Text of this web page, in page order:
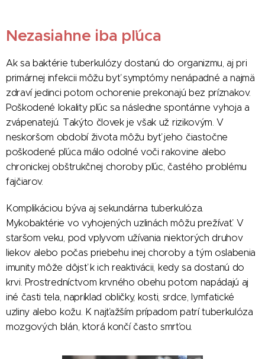
Nezasiahne iba pľúca
Ak sa baktérie tuberkulózy dostanú do organizmu, aj pri
primárnej infekcii môžu byť symptómy nenápadné a najmä
zdraví jedinci potom ochorenie prekonajú bez príznakov.
Poškodené lokality pľúc sa následne spontánne vyhoja a
zvápenatejú. Takýto človek je však už rizikovým. V
neskoršom období života môžu byť jeho čiastočne
poškodené pľúca málo odolné voči rakovine alebo
chronickej obštrukčnej choroby pľúc, častého problému
fajčiarov.
Komplikáciou býva aj sekundárna tuberkulóza.
Mykobaktérie vo vyhojených uzlinách môžu prežívať. V
staršom veku, pod vplyvom užívania niektorých druhov
liekov alebo počas priebehu inej choroby a tým oslabenia
imunity môže dôjsť k ich reaktivácii, kedy sa dostanú do
krvi. Prostredníctvom krvného obehu potom napádajú aj
iné časti tela, napríklad obličky, kosti, srdce, lymfatické
uzliny alebo kožu. K najťažším prípadom patrí tuberkulóza
mozgových blán, ktorá končí často smrťou.